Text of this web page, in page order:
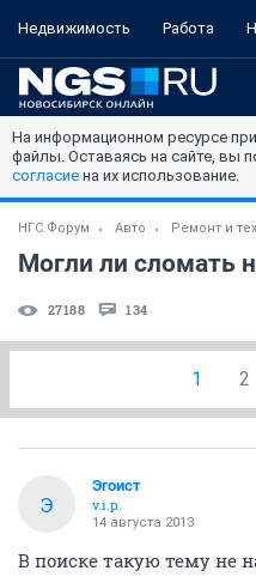
Недвижимость Работа
На информационном ресурсе
файлы. Оставаясь на сайте, вы
согласие на их использование.
НГС.Форум Авто Ремонт и
27188 134
1 2
Э
Эгоист
v.i.p.
14 августа 2013
В поиске такую тему не